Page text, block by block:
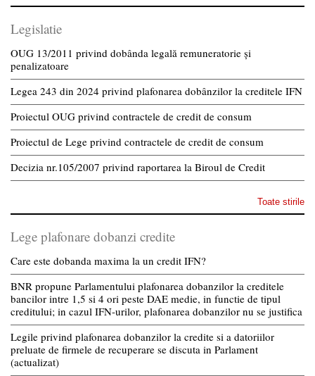
Legislatie
OUG 13/2011 privind dobânda legală remuneratorie și
penalizatoare
Legea 243 din 2024 privind plafonarea dobânzilor la creditele IFN
Proiectul OUG privind contractele de credit de consum
Proiectul de Lege privind contractele de credit de consum
Decizia nr.105/2007 privind raportarea la Biroul de Credit
Toate stirile
Lege plafonare dobanzi credite
Care este dobanda maxima la un credit IFN?
BNR propune Parlamentului plafonarea dobanzilor la creditele
bancilor intre 1,5 si 4 ori peste DAE medie, in functie de tipul
creditului; in cazul IFN-urilor, plafonarea dobanzilor nu se justifica
Legile privind plafonarea dobanzilor la credite si a datoriilor
preluate de firmele de recuperare se discuta in Parlament
(actualizat)